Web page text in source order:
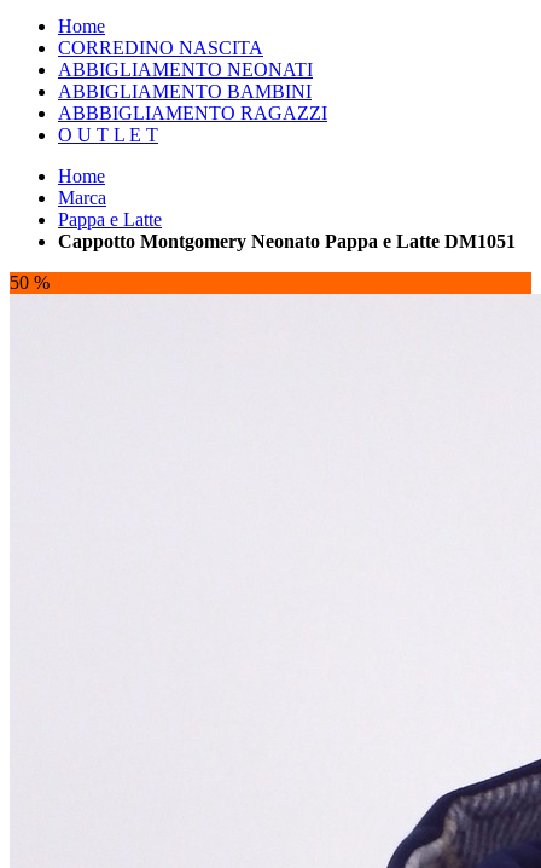
Home
CORREDINO NASCITA
ABBIGLIAMENTO NEONATI
ABBIGLIAMENTO BAMBINI
ABBBIGLIAMENTO RAGAZZI
O U T L E T
Home
Marca
Pappa e Latte
Cappotto Montgomery Neonato Pappa e Latte DM1051
50 %